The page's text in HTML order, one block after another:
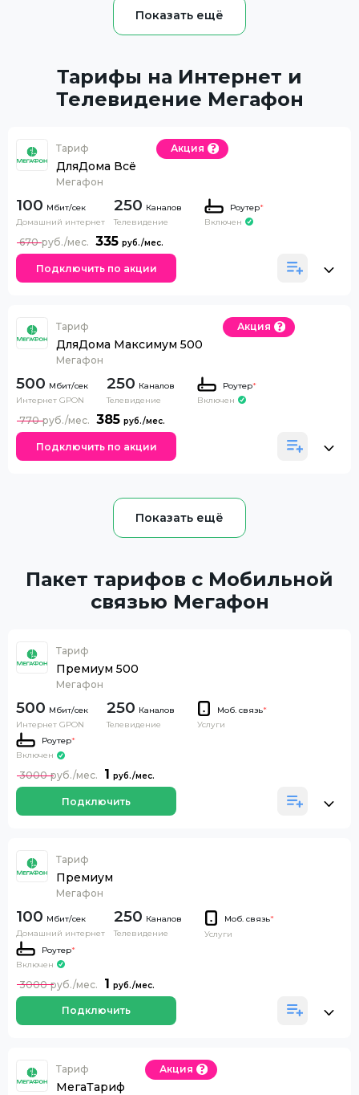
Тарифы на Интернет и
Телевидение Мегафон
Тариф
ДляДома Всё
Мегафон
Акция
100
Домашний интернет
250 Каналов
Телевидение
Роутер*
Включен
335
670
Подключить по акции
Тариф
ДляДома Максимум 500
Мегафон
Акция
500
Интернет GPON
250 Каналов
Телевидение
Роутер*
Включен
385
770
Подключить по акции
Пакет тарифов с Мобильной
связью Мегафон
Тариф
Премиум 500
Мегафон
500
Интернет GPON
250 Каналов
Телевидение
Моб. связь*
Услуги
Роутер*
Включен
1
3000
Подключить
Тариф
Премиум
Мегафон
100
Домашний интернет
250 Каналов
Телевидение
Моб. связь*
Услуги
Роутер*
Включен
1
3000
Подключить
Тариф
МегаТариф
Акция